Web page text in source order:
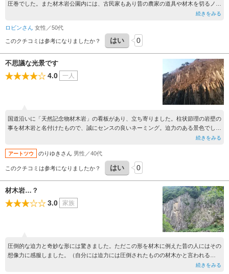
圧巻でした。また材木岩公園内には、古民家もあり昔の農家の道具や材木を切るノコ
続きをみる
ロビンさん 女性／50代
このクチコミは参考になりましたか？ はい 0
不思議な光景です
4.0 一人
国道沿いに「天然記念物材木岩」の看板があり、立ち寄りました。柱状節理の岩壁の
事を材木岩と名付けたもので、誠にセンスの良いネーミング。迫力のある景色でし
た。付近には、公園やお蕎麦屋さんもあるので材木岩見物の跡もゆっくり滞在できそ
続きをみる
アートツウ のりゆきさん 男性／40代
このクチコミは参考になりましたか？ はい 0
材木岩…？
3.0 家族
圧倒的な迫力と奇妙な形には驚きました。ただこの形を材木に例えた昔の人にはその
想像力に感服しました。（自分には迫力には圧倒されたものの材木かと言われる
と…）駐車場の近くには移設した古民家もありますしゆっくり見ることができまし
続きをみる